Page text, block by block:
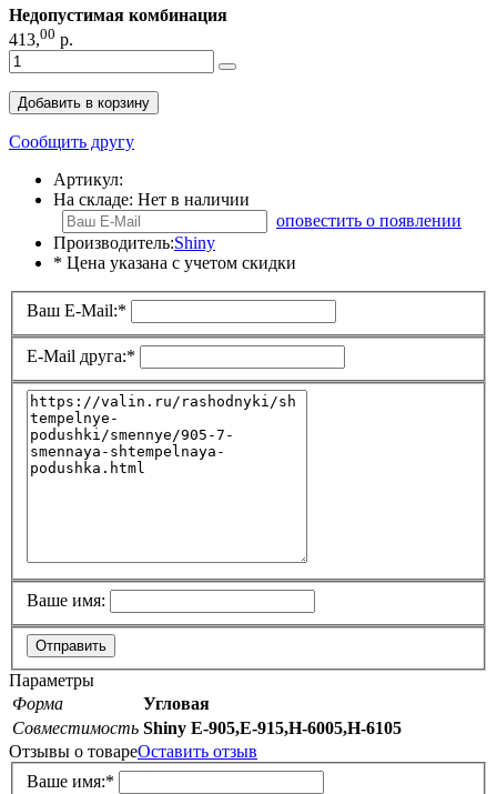
Недопустимая комбинация
413,00 р.
Добавить в корзину
Сообщить другу
Артикул:
На складе: Нет в наличии
оповестить о появлении
Производитель:Shiny
* Цена указана с учетом скидки
Ваш E-Mail:*
E-Mail друга:*
Ваше имя:
Отправить
Параметры
Форма
Угловая
Совместимость Shiny E-905,E-915,H-6005,H-6105
Отзывы о товареОставить отзыв
Ваше имя:*